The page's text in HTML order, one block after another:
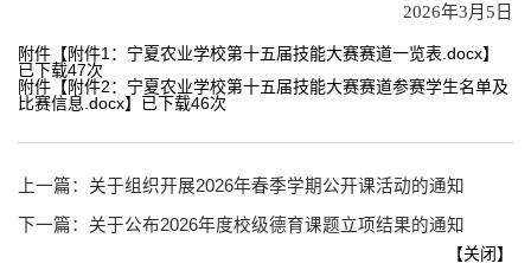
2026年3月5日
附件【附件1：宁夏农业学校第十五届技能大赛赛道一览表.docx】
已下载47次
附件【附件2：宁夏农业学校第十五届技能大赛赛道参赛学生名单及
比赛信息.docx】已下载46次
上一篇： 关于组织开展2026年春季学期公开课活动的通知
下一篇： 关于公布2026年度校级德育课题立项结果的通知
【关闭】